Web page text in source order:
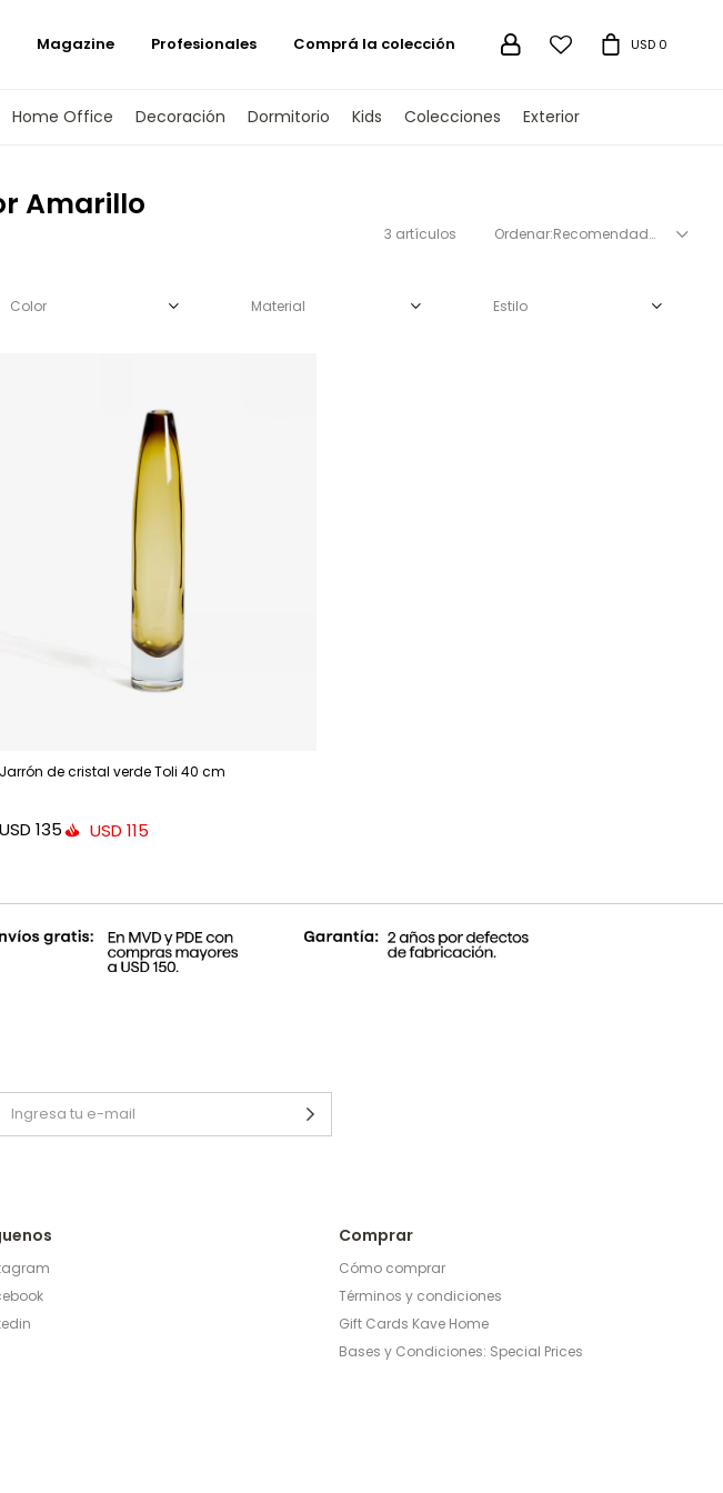
Home Office Decoración Dormitorio Kids Colecciones Exterior
 USD 0
Magazine Profesionales Comprá la colección
Amarillo
3 artículos Recomendados
Jarrón de cristal verde Toli 40 cm
USD 135 USD 115
Color Material Estilo
Comprar
Cómo comprar
Términos y condiciones
Gift Cards Kave Home
Bases y Condiciones: Special Prices